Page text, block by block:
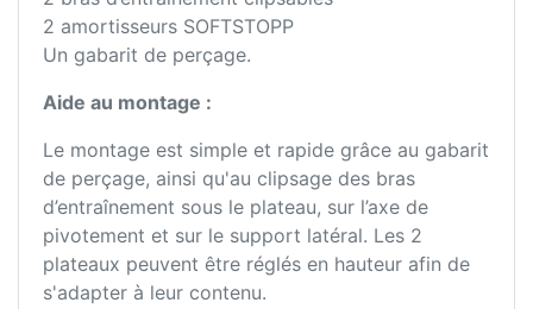
2 amortisseurs SOFTSTOPP
Un gabarit de perçage.
Aide au montage :
Le montage est simple et rapide grâce au gabarit
de perçage, ainsi qu'au clipsage des bras
d’entraînement sous le plateau, sur l’axe de
pivotement et sur le support latéral. Les 2
plateaux peuvent être réglés en hauteur afin de
s'adapter à leur contenu.